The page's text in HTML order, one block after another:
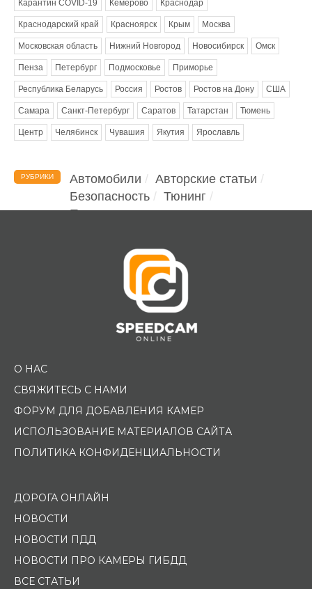
Карантин COVID-19 Кемерово Краснодар
Краснодарский край Красноярск Крым Москва
Московская область Нижний Новгород Новосибирск Омск
Пенза Петербург Подмосковье Приморье
Республика Беларусь Россия Ростов Ростов на Дону США
Самара Санкт-Петербург Саратов Татарстан Тюмень
Центр Челябинск Чувашия Якутия Ярославль
РУБРИКИ Автомобили
Авторские статьи
Безопасность
Тюнинг
Помощь водителю
О НАС
СВЯЖИТЕСЬ С НАМИ
ФОРУМ ДЛЯ ДОБАВЛЕНИЯ КАМЕР
ИСПОЛЬЗОВАНИЕ МАТЕРИАЛОВ САЙТА
ПОЛИТИКА КОНФИДЕНЦИАЛЬНОСТИ
ДОРОГА ОНЛАЙН
НОВОСТИ
НОВОСТИ ПДД
НОВОСТИ ПРО КАМЕРЫ ГИБДД
ВСЕ СТАТЬИ